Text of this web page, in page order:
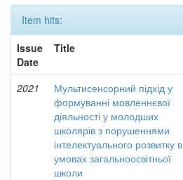
Item hits:
Issue
Date
Title
2021
Мультисенсорний підхід у
формуванні мовленнєвої
діяльності у молодших
школярів з порушеннями
інтелектуального розвитку в
умовах загальноосвітньої
школи